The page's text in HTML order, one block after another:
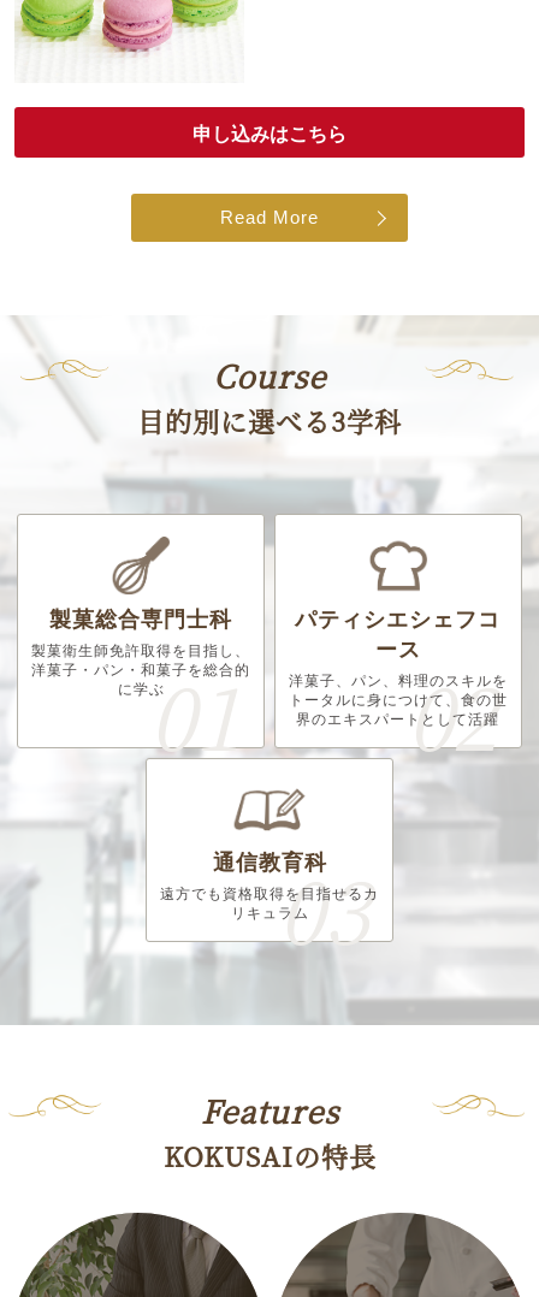
申し込みはこちら
Read More
Course
目的別に選べる3学科
製菓総合専門士科
製菓衛生師免許取得を目指し、
洋菓子・パン・和菓子を総合的
に学ぶ
パティシエシェフコ
ース
洋菓子、パン、料理のスキルを
トータルに身につけて、食の世
界のエキスパートとして活躍
通信教育科
遠方でも資格取得を目指せる カ
リキュラム
Features
KOKUSAIの特長